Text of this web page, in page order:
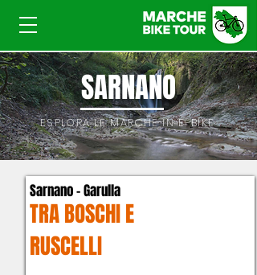
SARNANO
ESPLORA LE MARCHE IN E-BIKE
Sarnano - Garulla
TRA BOSCHI E
RUSCELLI